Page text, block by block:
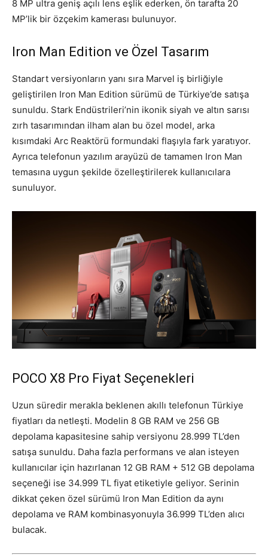
8 MP ultra geniş açılı lens eşlik ederken, ön tarafta 20
MP’lik bir özçekim kamerası bulunuyor.
Iron Man Edition ve Özel Tasarım
Standart versiyonların yanı sıra Marvel iş birliğiyle
geliştirilen Iron Man Edition sürümü de Türkiye’de satışa
sunuldu. Stark Endüstrileri’nin ikonik siyah ve altın sarısı
zırh tasarımından ilham alan bu özel model, arka
kısımdaki Arc Reaktörü formundaki flaşıyla fark yaratıyor.
Ayrıca telefonun yazılım arayüzü de tamamen Iron Man
temasına uygun şekilde özelleştirilerek kullanıcılara
sunuluyor.
POCO X8 Pro Fiyat Seçenekleri
Uzun süredir merakla beklenen akıllı telefonun Türkiye
fiyatları da netleşti. Modelin 8 GB RAM ve 256 GB
depolama kapasitesine sahip versiyonu 28.999 TL’den
satışa sunuldu. Daha fazla performans ve alan isteyen
kullanıcılar için hazırlanan 12 GB RAM + 512 GB depolama
seçeneği ise 34.999 TL fiyat etiketiyle geliyor. Serinin
dikkat çeken özel sürümü Iron Man Edition da aynı
depolama ve RAM kombinasyonuyla 36.999 TL’den alıcı
bulacak.